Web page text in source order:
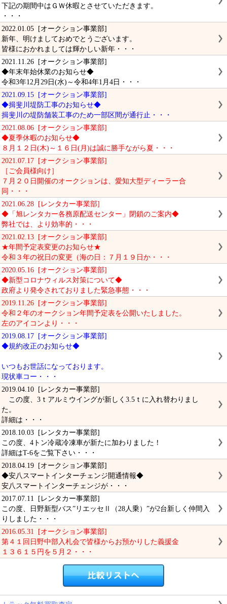
下記の期間中はＧＷ休暇とさせていただきます。
・・・
2022.01.05 [オークション事業部]
新年、明けましておめでとうございます。
皆様におかれましては輝かしい新年・・・
2021.11.26 [オークション事業部]
◆年末年始休業のお知らせ◆
令和3年12月29日(水)～令和4年1月4日・・・
2021.09.15 [オークション事業部]
◆揖斐川堤防工事のお知らせ◆
揖斐川の堤防舗装工事のため一部区間が通行止・・・
2021.08.06 [オークション事業部]
◆夏季休暇のお知らせ◆
８月１２日(木)～１６日(月)は誠に勝手ながら夏・・・
2021.07.17 [オークション事業部]
［ご会員様向け］
７月２０日開催のオークションは、愛知大型ディーラー合
同・・・
2021.06.28 [レンタカー事業部]
◆「旭レンタカー各務原配送センター」閉鎖のご案内◆
弊社では、より効率的・・・
2021.02.13 [オークション事業部]
★年間予定表変更のお知らせ★
令和３年の祝日の変更（海の日：７月１９日か・・・
2020.05.16 [オークション事業部]
◆新型コロナウィルス対策について◆
政府より発令されておりました緊急事態・・・
2019.11.26 [オークション事業部]
令和２年のオークション年間予定表を公開いたしました。
左のアイコンより・・・
2019.08.17 [オークション事業部]
◆規約改正のお知らせ◆
いつもお世話になっております。
現状車コー・・・
2019.04.10 [レンタカー事業部]
この度、3ｔアルミウイングが新しく3.5ｔに入れ替わりまし
た。
詳細は・・・
2018.10.03 [レンタカー事業部]
この度、4トン冷蔵冷凍車が新たに加わりました！
詳細はT-6をご覧下さい・・・
2018.04.19 [オークション事業部]
◆安八スマートインターチェンジ開通情報◆
安八スマートインターチェンジが・・・
2017.07.11 [レンタカー事業部]
この度、日野新型バス”リエッセⅡ（28人乗）”が2台新しく仲間入
りしました・・・
2016.05.31 [オークション事業部]
第４１回日野中部入札会で皆様からお預かりした義援金
１３６１５円を５月２・・・